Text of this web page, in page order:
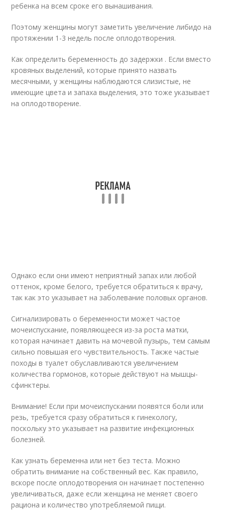
ребенка на всем сроке его вынашивания.
Поэтому женщины могут заметить увеличение либидо на
протяжении 1-3 недель после оплодотворения.
Как определить беременность до задержки . Если вместо
кровяных выделений, которые принято назвать
месячными, у женщины наблюдаются слизистые, не
имеющие цвета и запаха выделения, это тоже указывает
на оплодотворение.
Однако если они имеют неприятный запах или любой
оттенок, кроме белого, требуется обратиться к врачу,
так как это указывает на заболевание половых органов.
Сигнализировать о беременности может частое
мочеиспускание, появляющееся из-за роста матки,
которая начинает давить на мочевой пузырь, тем самым
сильно повышая его чувствительность. Также частые
походы в туалет обуславливаются увеличением
количества гормонов, которые действуют на мышцы-
сфинктеры.
Внимание! Если при мочеиспускании появятся боли или
резь, требуется сразу обратиться к гинекологу,
поскольку это указывает на развитие инфекционных
болезней.
Как узнать беременна или нет без теста. Можно
обратить внимание на собственный вес. Как правило,
вскоре после оплодотворения он начинает постепенно
увеличиваться, даже если женщина не меняет своего
рациона и количество употребляемой пищи.